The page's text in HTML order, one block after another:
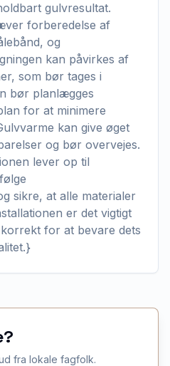
gulvresultat.
forberedelse af
og
kan påvirkes af
som bør tages i
bør planlægges
for at minimere
kan give øget
og bør overvejes.
lever op til
sikre, at alle materialer
er det vigtigt
for at bevare dets
fra lokale fagfolk.